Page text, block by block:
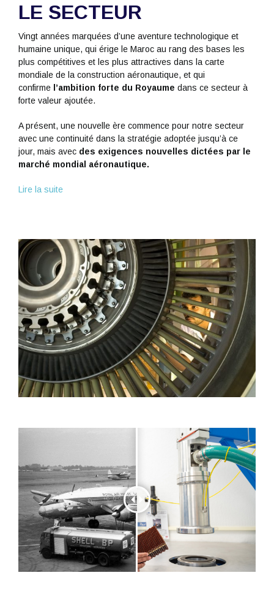
LE SECTEUR
Vingt années marquées d’une aventure technologique et
humaine unique, qui érige le Maroc au rang des bases les
plus compétitives et les plus attractives dans la carte
mondiale de la construction aéronautique, et qui
confirme l’ambition forte du Royaume dans ce secteur à
forte valeur ajoutée.
A présent, une nouvelle ère commence pour notre secteur
avec une continuité dans la stratégie adoptée jusqu’à ce
jour, mais avec des exigences nouvelles dictées par le
marché mondial aéronautique.
Lire la suite